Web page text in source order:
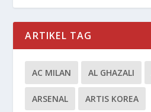
ARTIKEL TAG
AC MILAN AL GHAZALI
ARSENAL ARTIS KOREA